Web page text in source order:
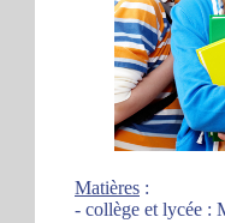
Matières :
- collège et lycée :